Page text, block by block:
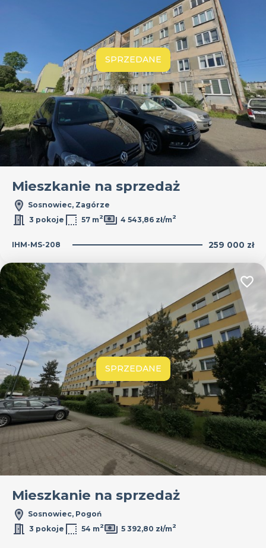
SPRZEDANE
Mieszkanie na sprzedaż
Sosnowiec, Zagórze
3 pokoje
57 m2 4 543,86 zł/m2
IHM-MS-208 259 000 zł
SPRZEDANE
Mieszkanie na sprzedaż
Sosnowiec, Pogoń
3 pokoje
54 m2 5 392,80 zł/m2